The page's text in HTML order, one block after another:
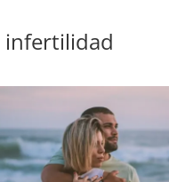
infertilidad